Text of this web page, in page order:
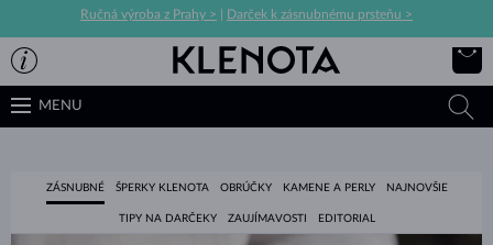
Ručná výroba z Prahy > Darček k zásnubnému prsteňu >
MENU
ZÁSNUBNÉ ŠPERKY KLENOTA OBRÚČKY KAMENE A PERLY NAJNOVŠIE
TIPY NA DARČEKY ZAUJÍMAVOSTI EDITORIAL